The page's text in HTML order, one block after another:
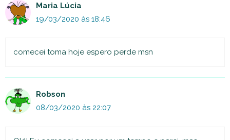
Maria Lúcia
19/03/2020 às 18:46
comecei toma hoje espero perde msn
Robson
08/03/2020 às 22:07